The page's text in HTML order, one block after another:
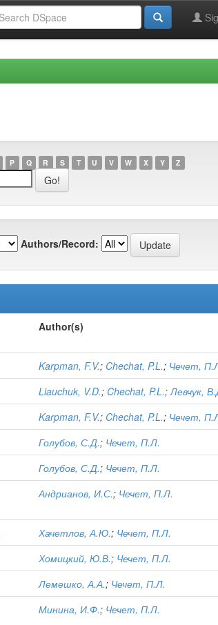
P Q R S T U V W X Y Z
Authors/Record:
Author(s)
Karpman, F.V.; Chechat, P.L.; Чечет,
Liauchuk, V.D.; Chechat, P.L.;Левчук,
Karpman, F.V.; Chechat, P.L.; Чечет,
Голубов, С.Д.; Чечет, П.Л.
Голубов, С.Д.; Чечет, П.Л.
Андрианов, И.С.; Чечет, П.Л.
Хачетлов, А.Ю.; Чечет, П.Л.
Хомицкий, Ю.В.; Чечет, П.Л.
Лемешко, А.А.; Чечет, П.Л.
Минина, И.Ф.; Чечет, П.Л.